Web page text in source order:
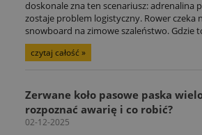
doskonale zna ten scenariusz: adrenalina
zostaje problem logistyczny. Rower czeka
snowboard na zimowe szaleństwo. Gdzie
czytaj całość »
Zerwane koło pasowe paska
rozpoznać awarię i co robić?
02-12-2025